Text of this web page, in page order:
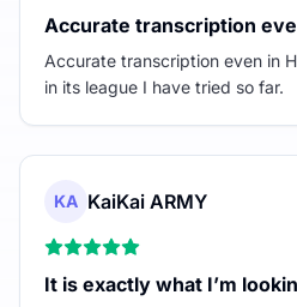
Accurate transcription
Accurate transcription even in
in its league I have tried so far.
KA KaiKai ARMY
It is exactly what I’m